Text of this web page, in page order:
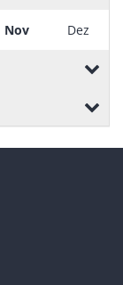
Nov Dez